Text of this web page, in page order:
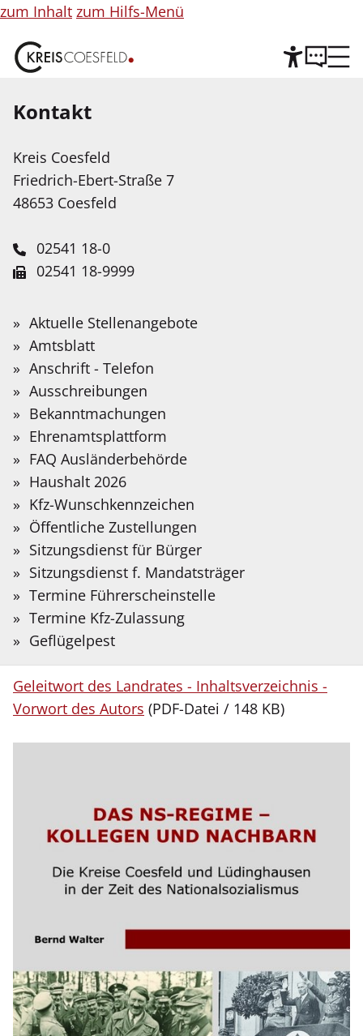
zum Inhalt zum Hilfs-Menü
Service-Portal
Buchhinweis: Walter, Das NS-
Regime – Kollegen und
Nachbarn
Bernd Walter: Das NS-Regime – Kollegen und
Nachbarn. Die Kreise Coesfeld und
Lüdinghausen in der Zeit des
Nationalsozialismus (= Beiträge zur Landes- und
Volkskunde des Kreises Coesfeld Band 30.
Herausgegeben im Auftrag des Kreises Coesfeld
von Christian Schulze Pellengahr), Münster 2024.
ISBN 978-3-402-25037-2
Geleitwort des Landrates - Inhaltsverzeichnis -
Vorwort des Autors (PDF-Datei / 148 KB)
Hilfe
Leichte Sprache
Wir stellen Inhalte unserer Web-Seite in Leichter
Hilfe Künstlicher Intelligenz weiter ausgebaut.
Gebärdensprache
Auf der folgenden Seite stellen wir Informationen
in Deutscher Gebärdensprache bereit, die mit
Hilfe Künstlicher Intelligenz übersetzt wurden.
Gebärdensprache
Kontakt
Kreis Coesfeld
Friedrich-Ebert-Straße 7
48653 Coesfeld
02541 18-0
02541 18-9999
info@kreis-coesfeld.de
Kontaktformular
Suche
Wonach
suchen
Sie?
Bitte
Suchbegriff
eingeben.
Aktuelle Stellenangebote
Amtsblatt
Anschrift - Telefon
Ausschreibungen
Bekanntmachungen
Ehrenamtsplattform
FAQ Ausländerbehörde
Haushalt 2026
Kfz-Wunschkennzeichen
Öffentliche Zustellungen
Sitzungsdienst für Bürger
Sitzungsdienst f. Mandatsträger
Termine Führerscheinstelle
Termine Kfz-Zulassung
Geflügelpest